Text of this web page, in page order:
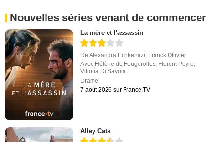
Nouvelles séries venant de commencer
La mère et l'assassin
DeAlexandra Echkenazi Franck Ollivier
Avec Hélène de Fougerolles Florent Peyre
Vittoria Di Savoia
Drame
7 août 2026 sur France.TV
Alley Cats